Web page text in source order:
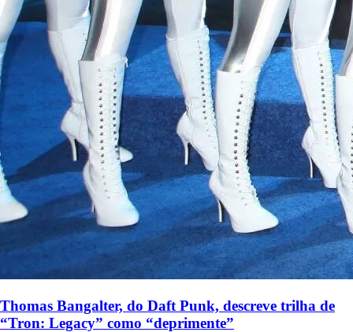
Thomas Bangalter, do Daft Punk, descreve trilha de
“Tron: Legacy” como “deprimente”